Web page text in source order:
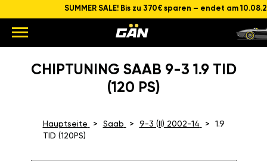
SUMMER SALE! Bis zu 370€ sparen – endet am
CHIPTUNING SAAB 9-3 1.9 TID
(120 PS)
Hauptseite Saab 9-3 (II) 2002-14
1.9
TID (120PS)